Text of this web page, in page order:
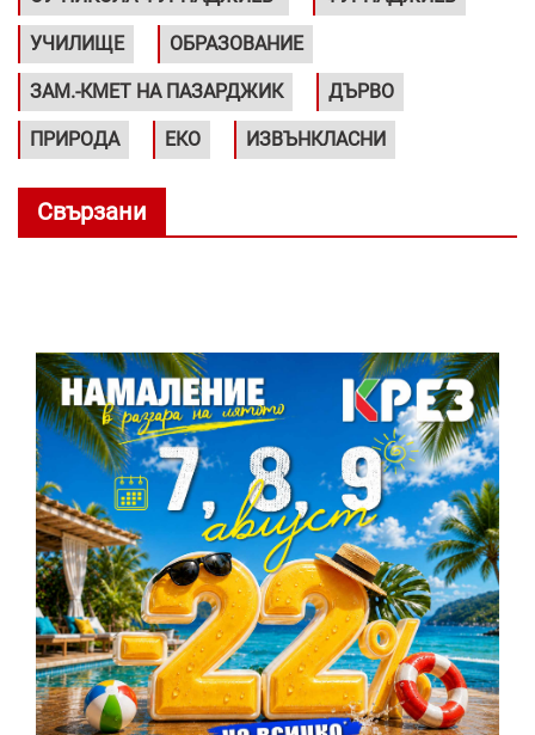
УЧИЛИЩЕ ОБРАЗОВАНИЕ
ЗАМ.-КМЕТ НА ПАЗАРДЖИК ДЪРВО
ПРИРОДА ЕКО ИЗВЪНКЛАСНИ
Свързани